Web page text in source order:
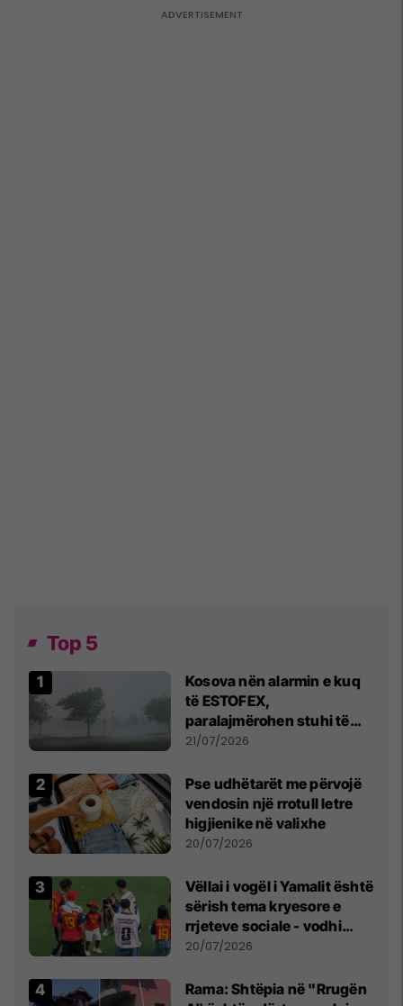
Top 5
Kosova nën alarmin e kuq
të ESTOFEX,
paralajmërohen stuhi të
fuqishme me breshër dhe
21/07/2026
Pse udhëtarët me përvojë
vendosin një rrotull letre
higjienike në valixhe
20/07/2026
Vëllai i vogël i Yamalit është
sërish tema kryesore e
rrjeteve sociale - vodhi
vëmendjen pas finales së
20/07/2026
Rama: Shtëpia në "Rrugën